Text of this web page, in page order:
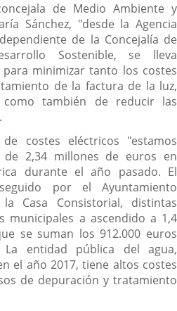
de Medio Ambiente y
Sánchez, "desde la Agencia
de la Concejalía de
Sostenible, se lleva
minimizar tanto los costes
de la factura de la luz,
también de reducir las
costes eléctricos "estamos
2,34 millones de euros en
durante el año pasado. El
por el Ayuntamiento
Casa Consistorial, distintas
municipales a ascendido a 1,4
se suman los 912.000 euros
entidad pública del agua,
el año 2017, tiene altos costes
de depuración y tratamiento